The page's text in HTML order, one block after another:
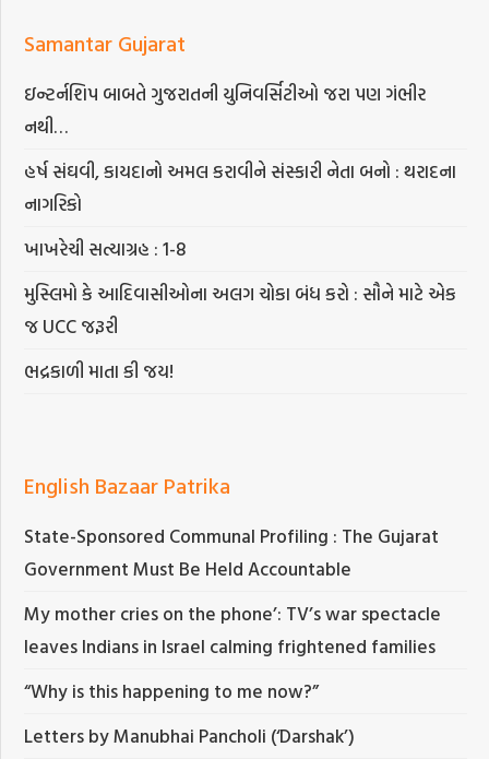
Samantar Gujarat
ઇન્ટર્નશિપ બાબતે ગુજરાતની યુનિવર્સિટીઓ જરા પણ ગંભીર
નથી…
હર્ષ સંઘવી, કાયદાનો અમલ કરાવીને સંસ્કારી નેતા બનો : થરાદના
નાગરિકો
ખાખરેચી સત્યાગ્રહ : 1-8
મુસ્લિમો કે આદિવાસીઓના અલગ ચોકા બંધ કરો : સૌને માટે એક
જ UCC જરૂરી
ભદ્રકાળી માતા કી જય!
English Bazaar Patrika
State-Sponsored Communal Profiling : The Gujarat
Government Must Be Held Accountable
My mother cries on the phone’: TV’s war spectacle
leaves Indians in Israel calming frightened families
“Why is this happening to me now?”
Letters by Manubhai Pancholi (‘Darshak’)